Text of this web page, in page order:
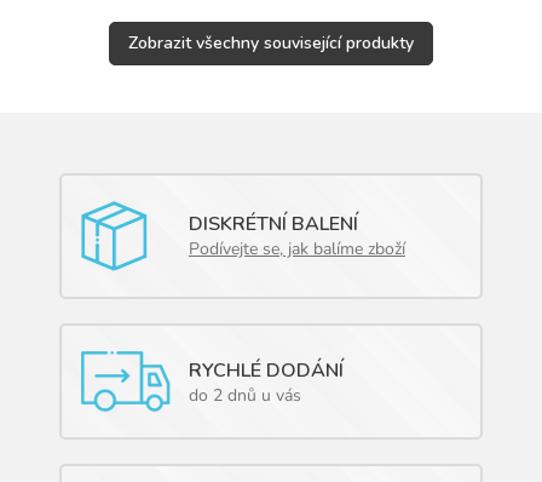
Zobrazit všechny související produkty
DISKRÉTNÍ BALENÍ
Podívejte se, jak balíme zboží
RYCHLÉ DODÁNÍ
do 2 dnů u vás